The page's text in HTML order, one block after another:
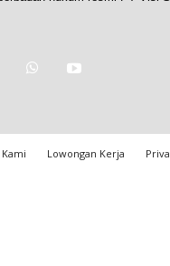
Lowongan Kerja